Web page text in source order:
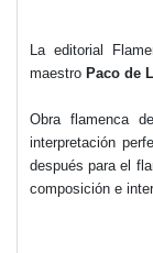
La editorial
maestro Paco de
Obra flamenca
interpretación
después para el
composición e